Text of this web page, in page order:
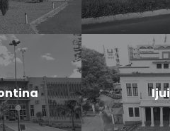
Ijui